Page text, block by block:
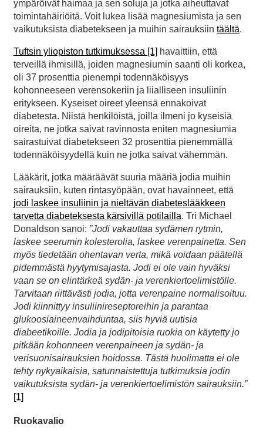
ympäröivät haimaa ja sen soluja ja jotka aiheuttavat
toimintahäiriöitä. Voit lukea lisää magnesiumista ja sen
vaikutuksista diabetekseen ja muihin sairauksiin täältä.
Tuftsin yliopiston tutkimuksessa [1] havaittiin, että
terveillä ihmisillä, joiden magnesiumin saanti oli korkea,
oli 37 prosenttia pienempi todennäköisyys
kohonneeseen verensokeriin ja liialliseen insuliinin
eritykseen. Kyseiset oireet yleensä ennakoivat
diabetesta. Niistä henkilöistä, joilla ilmeni jo kyseisiä
oireita, ne jotka saivat ravinnosta eniten magnesiumia
sairastuivat diabetekseen 32 prosenttia pienemmällä
todennäköisyydellä kuin ne jotka saivat vähemmän.
Lääkärit, jotka määräävät suuria määriä jodia muihin
sairauksiin, kuten rintasyöpään, ovat havainneet, että
jodi laskee insuliinin ja nieltävän diabeteslääkkeen
tarvetta diabeteksesta kärsivillä potilailla. Tri Michael
Donaldson sanoi: ”Jodi vakauttaa sydämen rytmin,
laskee seerumin kolesterolia, laskee verenpainetta. Sen
myös tiedetään ohentavan verta, mikä voidaan päätellä
pidemmästä hyytymisajasta. Jodi ei ole vain hyväksi
vaan se on elintärkeä sydän- ja verenkiertoelimistölle.
Tarvitaan riittävästi jodia, jotta verenpaine normalisoituu.
Jodi kiinnittyy insuliinireseptoreihin ja parantaa
glukoosiaineenvaihduntaa, siis hyviä uutisia
diabeetikoille. Jodia ja jodipitoisia ruokia on käytetty jo
pitkään kohonneen verenpaineen ja sydän- ja
verisuonisairauksien hoidossa. Tästä huolimatta ei ole
tehty nykyaikaisia, satunnaistettuja tutkimuksia jodin
vaikutuksista sydän- ja verenkiertoelimistön sairauksiin.”
[1]
Ruokavalio